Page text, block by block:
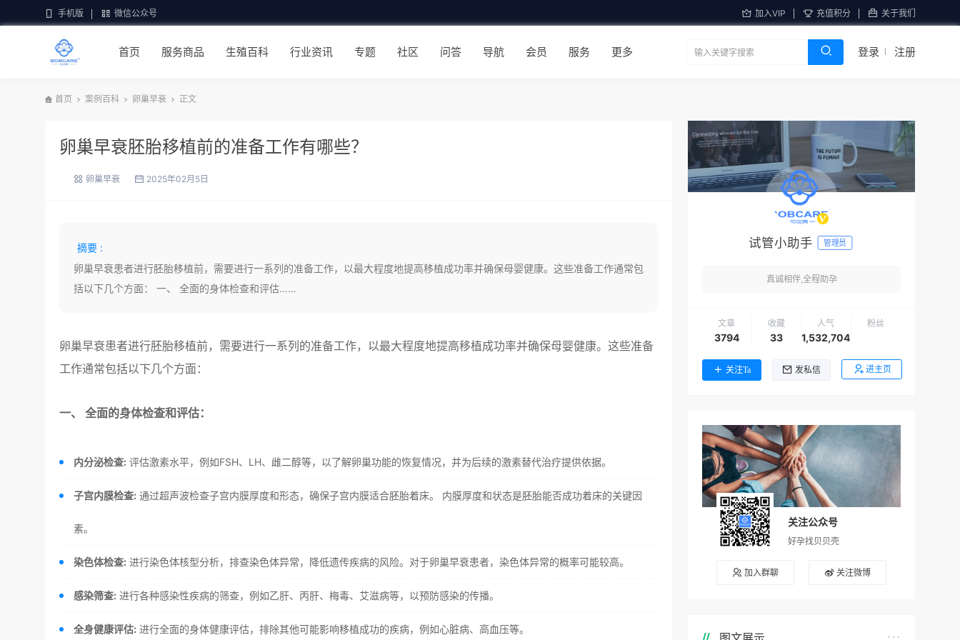
手机版 微信公众号 加入VIP 充值积分 关于我们
首页 服务商品 生殖百科 行业资讯 专题 社区 问答 导航 会员 服务 更多 登录 注册
首页 案例百科 卵巢早衰 正文
卵巢早衰胚胎移植前的准备工作有哪些？
卵巢早衰 2025年02月5日
摘要 :
卵巢早衰患者进行胚胎移植前，需要进行一系列的准备工作，以最大程度地提高移植成功率并确保母婴健康。这些准备工作通常包
括以下几个方面： 一、 全面的身体检查和评估……
卵巢早衰患者进行胚胎移植前，需要进行一系列的准备工作，以最大程度地提高移植成功率并确保母婴健康。这些准备
工作通常包括以下几个方面：
一、 全面的身体检查和评估：
内分泌检查: 评估激素水平，例如FSH、LH、雌二醇等，以了解卵巢功能的恢复情况，并为后续的激素替代治疗提供依据。
子宫内膜检查: 通过超声波检查子宫内膜厚度和形态，确保子宫内膜适合胚胎着床。 内膜厚度和状态是胚胎能否成功着床的关键因
素。
染色体检查: 进行染色体核型分析，排查染色体异常，降低遗传疾病的风险。对于卵巢早衰患者，染色体异常的概率可能较高。
感染筛查: 进行各种感染性疾病的筛查，例如乙肝、丙肝、梅毒、艾滋病等，以预防感染的传播。
全身健康评估: 进行全面的身体健康评估，排除其他可能影响移植成功的疾病，例如心脏病、高血压等。
试管小助手 管理员
真诚相伴,全程助孕
文章
3794
收藏
33
人气
1,532,704
粉丝
关注Ta 发私信 进主页
关注公众号
好孕找贝贝壳
加入群聊 关注微博